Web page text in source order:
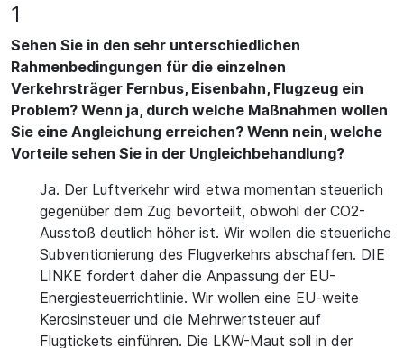
1
Sehen Sie in den sehr unterschiedlichen
Rahmenbedingungen für die einzelnen
Verkehrsträger Fernbus, Eisenbahn, Flugzeug ein
Problem? Wenn ja, durch welche Maßnahmen wollen
Sie eine Angleichung erreichen? Wenn nein, welche
Vorteile sehen Sie in der Ungleichbehandlung?
Ja. Der Luftverkehr wird etwa momentan steuerlich
gegenüber dem Zug bevorteilt, obwohl der CO2-
Ausstoß deutlich höher ist. Wir wollen die steuerliche
Subventionierung des Flugverkehrs abschaffen. DIE
LINKE fordert daher die Anpassung der EU-
Energiesteuerrichtlinie. Wir wollen eine EU-weite
Kerosinsteuer und die Mehrwertsteuer auf
Flugtickets einführen. Die LKW-Maut soll in der